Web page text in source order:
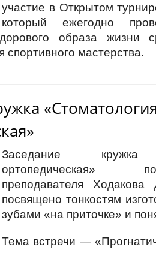
участие в Открытом
который ежегодно
образа жизни
мастерства.
Заседание кружка
ортопедическая»
преподавателя
посвящено тонкостям
зубами «на приточке» и
Тема встречи —